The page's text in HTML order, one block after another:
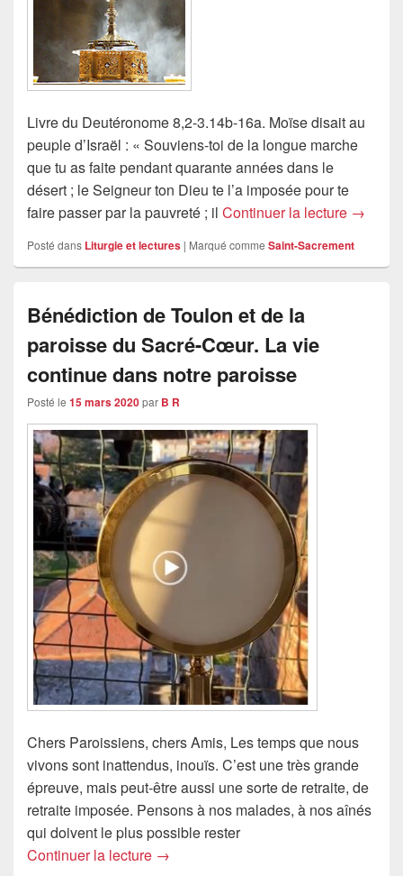
Livre du Deutéronome 8,2-3.14b-16a. Moïse disait au
peuple d’Israël : « Souviens-toi de la longue marche
que tu as faite pendant quarante années dans le
désert ; le Seigneur ton Dieu te l’a imposée pour te
faire passer par la pauvreté ; il Continuer la lecture →
Posté dans Liturgie et lectures | Marqué comme Saint-Sacrement
Bénédiction de Toulon et de la
paroisse du Sacré-Cœur. La vie
continue dans notre paroisse
Posté le 15 mars 2020par B R
Chers Paroissiens, chers Amis, Les temps que nous
vivons sont inattendus, inouïs. C’est une très grande
épreuve, mais peut-être aussi une sorte de retraite, de
retraite imposée. Pensons à nos malades, à nos aînés
qui doivent le plus possible rester
Continuer la lecture Bénédiction de Toulon et de la
→